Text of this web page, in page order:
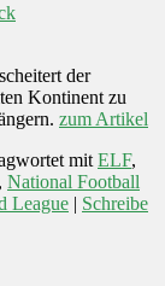
der
Kontinent zu
zum Artikel
mit ELF,
National Football
League | Schreibe